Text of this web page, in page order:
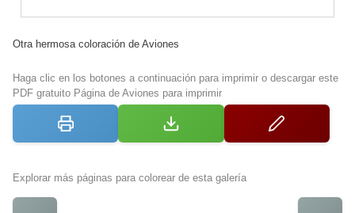
Otra hermosa coloración de Aviones
Haga clic en los botones a continuación para imprimir o descargar este
PDF gratuito Página de Aviones para imprimir
Explorar más páginas para colorear de esta galería